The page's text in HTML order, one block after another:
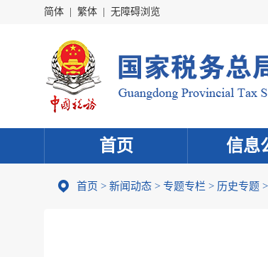
简体 繁体 无障碍浏览
首页 信息
首页 > 新闻动态 > 专题专栏 > 历史专题 >